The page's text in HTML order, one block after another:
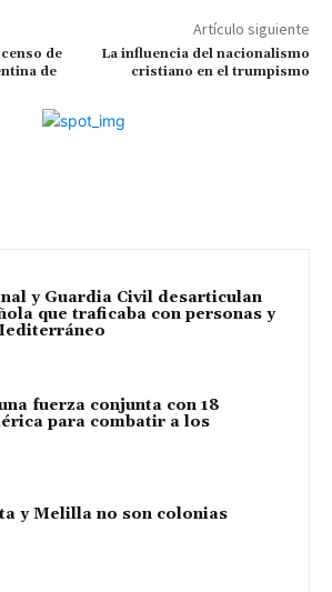
de
de
Artículo siguiente
La influencia del nacionalismo
cristiano en el trumpismo
y Guardia Civil desarticulan
que traficaba con personas y
fuerza conjunta con 18
para combatir a los
y Melilla no son colonias